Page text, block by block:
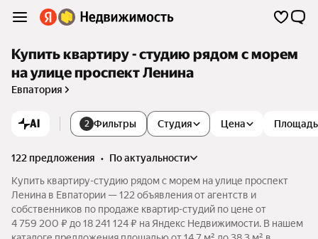
Купить квартиру - студию рядом с морем
на улице проспект Ленина
Евпатория
AI 2 Фильтры Студия Цена Площадь
122 предложения •
по актуальности
Купить квартиру-студию рядом с морем на улице проспект
Ленина в Евпатории — 122 объявления от агентств и
собственников по продаже квартир-студий по цене от
4 759 200 ₽ до 18 241 124 ₽ на Яндекс Недвижимости. В нашем